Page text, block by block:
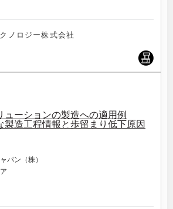
ノロジー株式会社
ューションの製造への適用例
造工程情報と歩留まり低下原因
パン（株）